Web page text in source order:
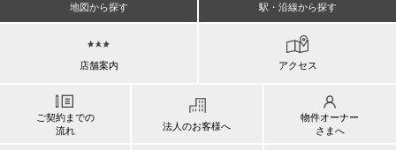
地図から探す 駅・沿線から探す
店舗案内 アクセス
ご契約までの
流れ
法人のお客様へ
物件オーナー
さまへ